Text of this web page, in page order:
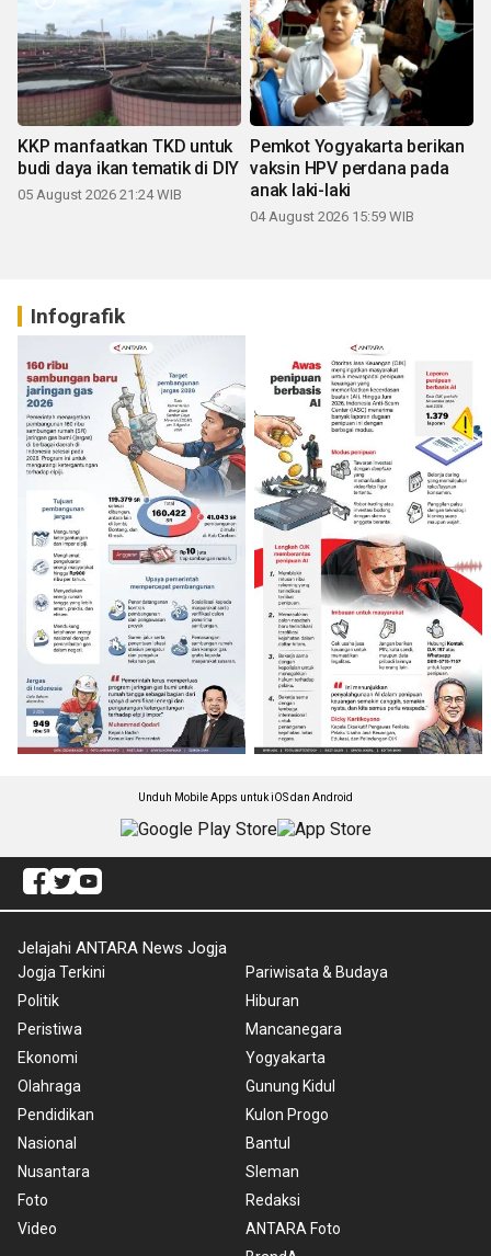
KKP manfaatkan TKD untuk
budi daya ikan tematik di DIY
05 August 2026 21:24 WIB
Pemkot Yogyakarta berikan
vaksin HPV perdana pada
anak laki-laki
04 August 2026 15:59 WIB
Infografik
Unduh Mobile Apps untuk iOS dan Android
Jelajahi ANTARA News Jogja
Jogja Terkini
Politik
Peristiwa
Ekonomi
Olahraga
Pendidikan
Nasional
Nusantara
Foto
Video
Pariwisata & Budaya
Hiburan
Mancanegara
Yogyakarta
Gunung Kidul
Kulon Progo
Bantul
Sleman
Redaksi
ANTARA Foto